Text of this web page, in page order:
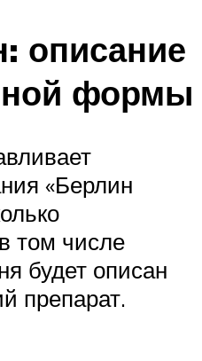
описание
формы
«Берлин
том числе
будет описан
препарат.